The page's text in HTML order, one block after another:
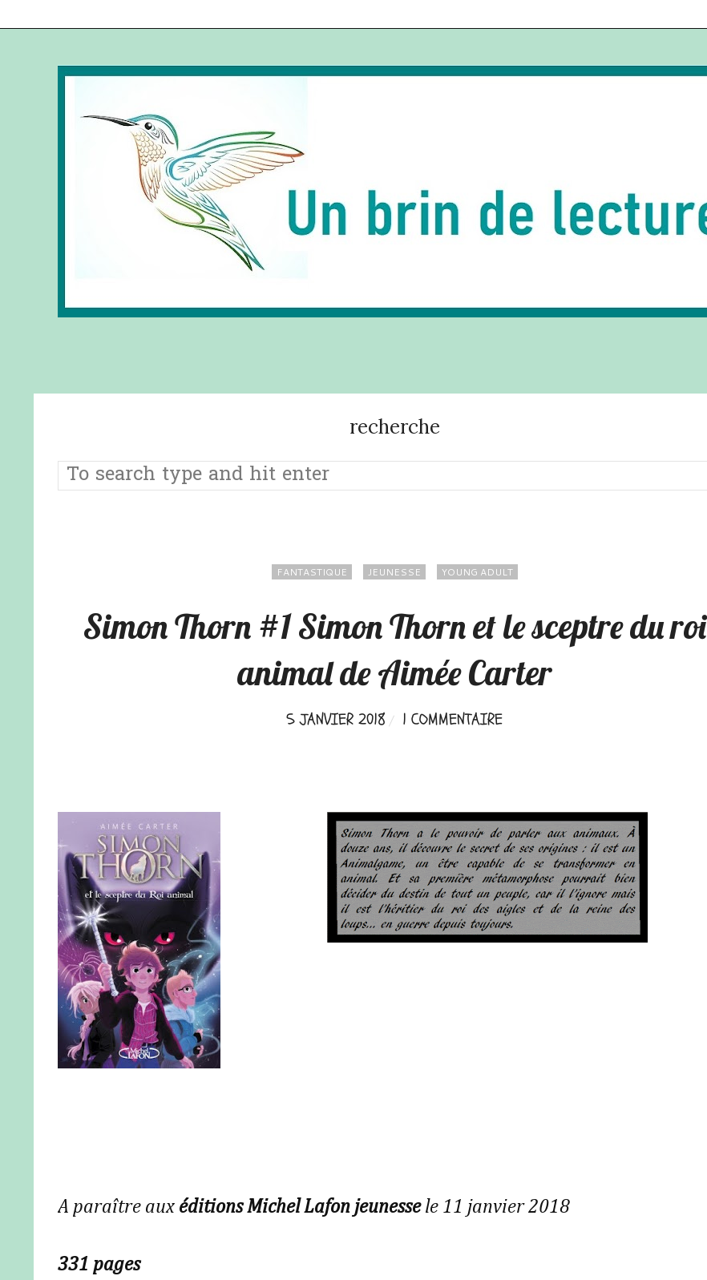
recherche
FANTASTIQUE JEUNESSE YOUNG ADULT
Simon Thorn #1 Simon Thorn et le sceptre du roi
animal de Aimée Carter
5 JANVIER 2018 1 COMMENTAIRE
A paraître aux éditions Michel Lafon jeunessele 11 janvier 2018
331 pages